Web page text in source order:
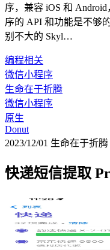
序，兼容 iOS 和
序的 API 和功能是不够
别不大的 Skyl…
编程相关
微信小程序
生命在于折腾
微信小程序
原生
Donut
2023/12/01 生命在于折腾
快递短信提取